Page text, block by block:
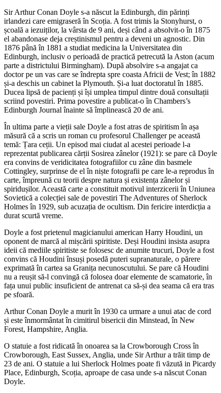
Sir Arthur Conan Doyle s-a născut la Edinburgh, din părinți
irlandezi care emigraseră în Scoția. A fost trimis la Stonyhurst, o
școală a iezuiților, la vârsta de 9 ani, deși când a absolvit-o în 1875
el abandonase deja creștinismul pentru a deveni un agnostic. Din
1876 până în 1881 a studiat medicina la Universitatea din
Edinburgh, inclusiv o perioadă de practică petrecută la Aston (acum
parte a districtului Birmingham). După absolvire s-a angajat ca
doctor pe un vas care se îndrepta spre coasta Africii de Vest; în 1882
și-a deschis un cabinet la Plymouth. Și-a luat doctoratul în 1885.
Ducea lipsă de pacienți și își umplea timpul dintre două consultații
scriind povestiri. Prima povestire a publicat-o în Chambers’s
Edinburgh Journal înainte să împlinească 20 de ani.
În ultima parte a vieții sale Doyle a fost atras de spiritism în așa
măsură că a scris un roman cu profesorul Challenger pe această
temă: Țara ceții. Un episod mai ciudat al acestei perioade l-a
reprezentat publicarea cărții Sosirea zânelor (1921): se pare că Doyle
era convins de veridicitatea fotografiilor cu zâne din basmele
Cottingley, surprinse de el în niște fotografii pe care le-a reprodus în
carte, împreună cu teorii despre natura și existența zânelor și
spiridușilor. Această carte a constituit motivul interzicerii în Uniunea
Sovietică a colecției sale de povestiri The Adventures of Sherlock
Holmes în 1929, sub acuzația de ocultism. Din fericire interdicția a
durat scurtă vreme.
Doyle a fost prietenul magicianului american Harry Houdini, un
oponent de marcă al mișcării spiritiste. Deși Houdini insista asupra
ideii că mediile spiritiste se folosesc de anumite trucuri, Doyle a fost
convins că Houdini însuși posedă puteri supranaturale, o părere
exprimată în cartea sa Granița necunoscutului. Se pare că Houdini
nu a reușit să-l convingă că folosea doar elemente de scamatorie, în
fața unui public insuficient de antrenat ca să-și dea seama că era tras
pe sfoară.
Arthur Conan Doyle a murit în 1930 ca urmare a unui atac de cord
și este înmormântat în cimitirul bisericii din Minstead, în New
Forest, Hampshire, Anglia.
O statuie a fost ridicată în onoarea sa la Crowborough Cross în
Crowborough, East Sussex, Anglia, unde Sir Arthur a trăit timp de
23 de ani. O statuie a lui Sherlock Holmes poate fi văzută in Picardy
Place, Edinburgh, Scoția, aproape de casa unde s-a născut Conan
Doyle.